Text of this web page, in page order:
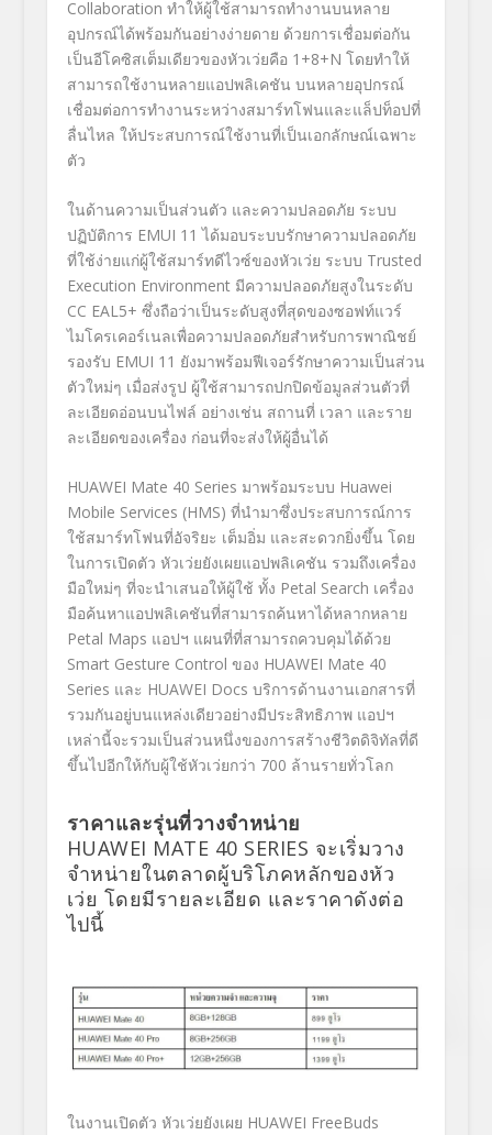
Collaboration ทำให้ผู้ใช้สามารถทำงานบนหลาย
อุปกรณ์ได้พร้อมกันอย่างง่ายดาย ด้วยการเชื่อมต่อกัน
เป็นอีโคซิสเต็มเดียวของหัวเว่ยคือ 1+8+N โดยทำให้
สามารถใช้งานหลายแอปพลิเคชัน บนหลายอุปกรณ์
เชื่อมต่อการทำงานระหว่างสมาร์ทโฟนและแล็ปท็อปที่
ลื่นไหล ให้ประสบการณ์ใช้งานที่เป็นเอกลักษณ์เฉพาะ
ตัว
ในด้านความเป็นส่วนตัว และความปลอดภัย ระบบ
ปฏิบัติการ EMUI 11 ได้มอบระบบรักษาความปลอดภัย
ที่ใช้ง่ายแก่ผู้ใช้สมาร์ทดีไวซ์ของหัวเว่ย ระบบ Trusted
Execution Environment มีความปลอดภัยสูงในระดับ
CC EAL5+ ซึ่งถือว่าเป็นระดับสูงที่สุดของซอฟท์แวร์
ไมโครเคอร์เนลเพื่อความปลอดภัยสำหรับการพาณิชย์
รองรับ EMUI 11 ยังมาพร้อมฟีเจอร์รักษาความเป็นส่วน
ตัวใหม่ๆ เมื่อส่งรูป ผู้ใช้สามารถปกปิดข้อมูลส่วนตัวที่
ละเอียดอ่อนบนไฟล์ อย่างเช่น สถานที่ เวลา และราย
ละเอียดของเครื่อง ก่อนที่จะส่งให้ผู้อื่นได้
HUAWEI Mate 40 Series มาพร้อมระบบ Huawei
Mobile Services (HMS) ที่นำมาซึ่งประสบการณ์การ
ใช้สมาร์ทโฟนที่อัจริยะ เต็มอิ่ม และสะดวกยิ่งขึ้น โดย
ในการเปิดตัว หัวเว่ยยังเผยแอปพลิเคชัน รวมถึงเครื่อง
มือใหม่ๆ ที่จะนำเสนอให้ผู้ใช้ ทั้ง Petal Search เครื่อง
มือค้นหาแอปพลิเคชันที่สามารถค้นหาได้หลากหลาย
Petal Maps แอปฯ แผนที่ที่สามารถควบคุมได้ด้วย
Smart Gesture Control ของ HUAWEI Mate 40
Series และ HUAWEI Docs บริการด้านงานเอกสารที่
รวมกันอยู่บนแหล่งเดียวอย่างมีประสิทธิภาพ แอปฯ
เหล่านี้จะรวมเป็นส่วนหนึ่งของการสร้างชีวิตดิจิทัลที่ดี
ขึ้นไปอีกให้กับผู้ใช้หัวเว่ยกว่า 700 ล้านรายทั่วโลก
ราคาและรุ่นที่วางจำหน่าย
HUAWEI MATE 40 SERIES จะเริ่มวาง
จำหน่ายในตลาดผู้บริโภคหลักของหัว
เว่ย โดยมีรายละเอียด และราคาดังต่อ
ไปนี้
ในงานเปิดตัว หัวเว่ยยังเผย HUAWEI FreeBuds